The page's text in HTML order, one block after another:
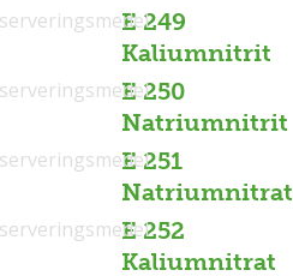
E 249
Kaliumnitrit
E 250
Natriumnitrit
E 251
Natriumnitrat
E 252
Kaliumnitrat